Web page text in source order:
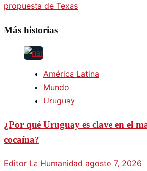
propuesta de Texas
Más historias
América Latina
Mundo
Uruguay
¿Por qué Uruguay es clave en el
cocaína?
Editor La Humanidad agosto 7, 2026